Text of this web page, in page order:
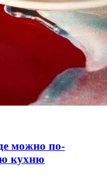
можно по-
кухню